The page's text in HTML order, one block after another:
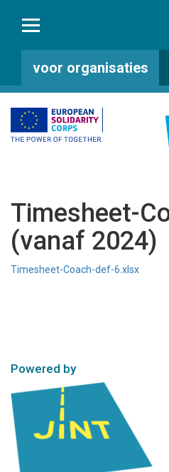
voor organisaties
Timesheet-
(vanaf 2024)
Timesheet-Coach-def-6.xlsx
Powered by